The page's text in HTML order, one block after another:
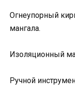
Огнеупорный
мангала.
Изоляционный
Ручной